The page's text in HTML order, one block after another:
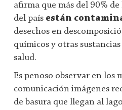
afirma que más del 90%
del país están
desechos en
químicos y otras
salud.
Es penoso observar en los
comunicación imágenes
de basura que llegan al